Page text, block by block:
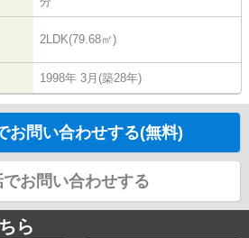
2LDK(79.68㎡)
1998年 3月(築28年)
お問い合わせする(無料)
でお問い合わせする
ら